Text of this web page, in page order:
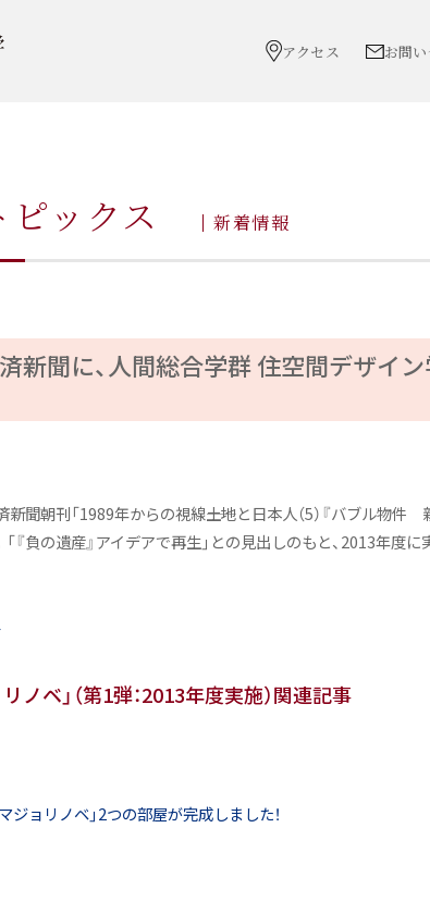
アクセス お問
ックス 新着情報
新聞に、人間総合学群 住空間デザイ
聞朝刊「1989年からの視線――土地と日本人（5）『バブル物
『負の遺産』アイデアで再生」との見出しのもと、2013年
ノベ」（第1弾：2013年度実施）関連記事
ジョリノベ」2つの部屋が完成しました！